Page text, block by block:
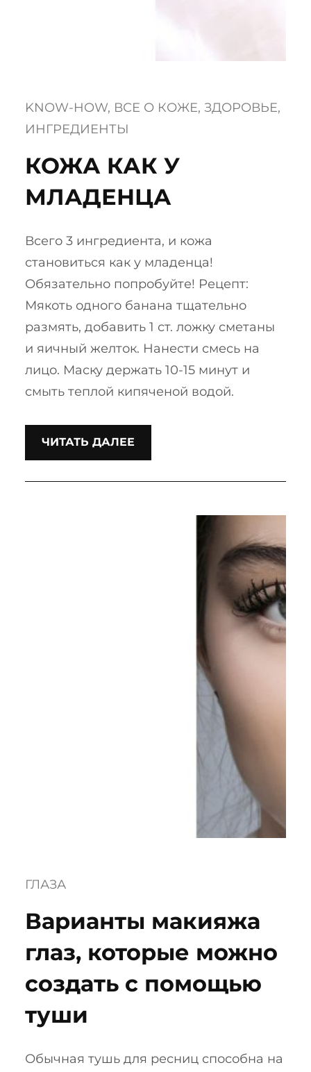
KNOW-HOW, ВСЕ О КОЖЕ, ЗДОРОВЬЕ
ИНГРЕДИЕНТЫ
​КОЖА КАК У
МЛАДЕНЦА
Всего 3 ингредиента, и кожа
становиться как у младенца!
Обязательно попробуйте! Рецепт:
Мякоть одного банана тщательно
размять, добавить 1 ст. ложку сметаны
и яичный желток. Нанести смесь на
лицо. Маску держать 10-15 минут и
смыть теплой кипяченой водой.
ЧИТАТЬ ДАЛЕЕ
ГЛАЗА
Варианты макияжа
глаз, которые можно
создать с помощью
туши
Обычная тушь для ресниц способна на